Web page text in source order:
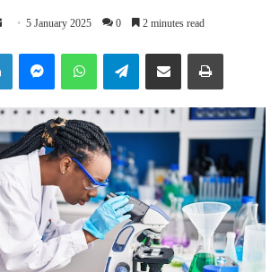
Send 5 January 2025 0 2 minutes read
LinkedInMessengerWhatsAppTelegramShare via Email Print